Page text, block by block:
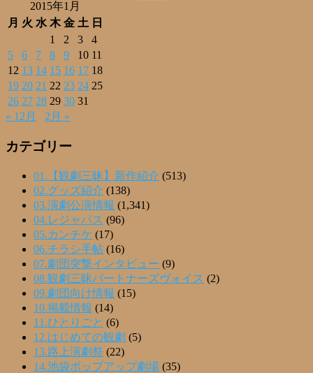
2015年1月
月 火 水 木 金 土 日
1
2 3
4
5
6 7 8 9 10 11
12 13 14 15 16 17 18
19 20 21 22 23 24 25
26 27 28 29 30 31
« 12月
2月 »
カテゴリー
01.【観劇三昧】新作紹介 (513)
02.グッズ紹介 (138)
03.演劇公演情報 (1,341)
04.レジャパス (96)
05.カンチケ (17)
06.チラシ手帖 (16)
07.劇団突撃インタビュー (9)
08.観劇三昧パートナーズヴォイス (2)
09.劇団向け情報 (15)
10.掲載情報 (14)
11.ひとりごと (6)
12.はじめての観劇 (5)
13.路上演劇祭 (22)
14.池袋ポップアップ劇場 (35)